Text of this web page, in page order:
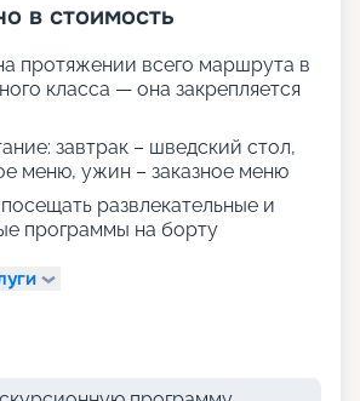
в стоимость
протяжении всего маршрута в
класса — она закрепляется
завтрак – шведский стол,
меню, ужин – заказное меню
развлекательные и
программы на борту